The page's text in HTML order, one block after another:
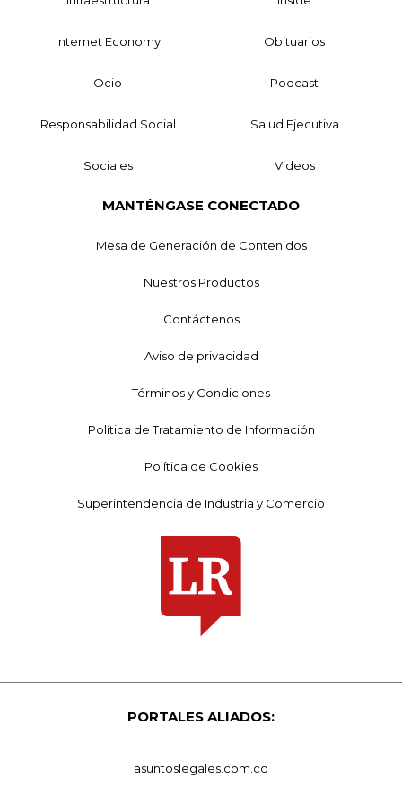
Internet Economy Obituarios
Ocio Podcast
Responsabilidad Social Salud Ejecutiva
Sociales Videos
MANTÉNGASE CONECTADO
Mesa de Generación de Contenidos
Nuestros Productos
Contáctenos
Aviso de privacidad
Términos y Condiciones
Política de Tratamiento de Información
Política de Cookies
Superintendencia de Industria y Comercio
PORTALES ALIADOS:
asuntoslegales.com.co